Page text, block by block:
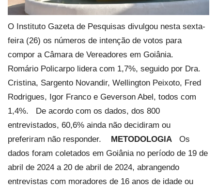
O Instituto Gazeta de Pesquisas divulgou nesta sexta-
feira (26) os números de intenção de votos para
compor a Câmara de Vereadores em Goiânia.
Romário Policarpo lidera com 1,7%, seguido por Dra.
Cristina, Sargento Novandir, Wellington Peixoto, Fred
Rodrigues, Igor Franco e Geverson Abel, todos com
1,4%.
De acordo com os dados, dos 800
entrevistados, 60,6% ainda não decidiram ou
preferiram não responder.
METODOLOGIA
Os
dados foram coletados em Goiânia no período de 19 de
abril de 2024 a 20 de abril de 2024, abrangendo
entrevistas com moradores de 16 anos de idade ou